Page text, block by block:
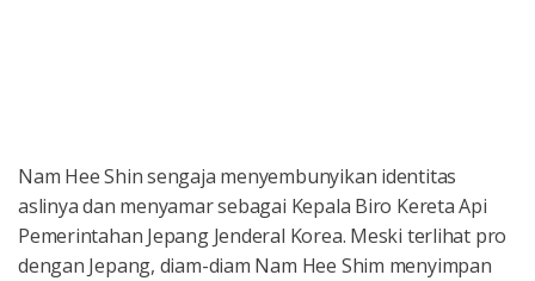
Nam Hee Shin sengaja menyembunyikan identitas
aslinya dan menyamar sebagai Kepala Biro Kereta Api
Pemerintahan Jepang Jenderal Korea. Meski terlihat pro
dengan Jepang, diam-diam Nam Hee Shim menyimpan